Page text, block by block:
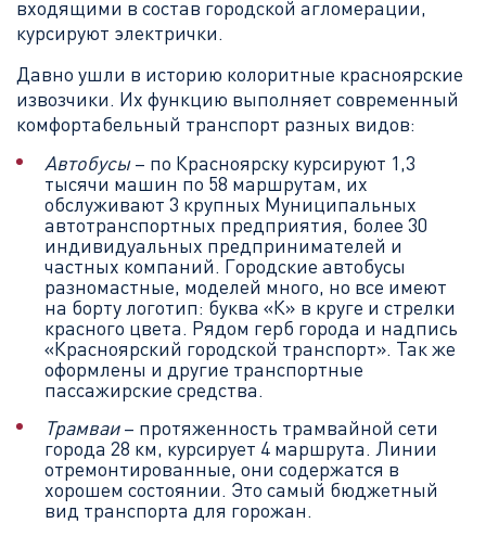
входящими в состав городской агломерации,
курсируют электрички.
Давно ушли в историю колоритные красноярские
извозчики. Их функцию выполняет современный
комфортабельный транспорт разных видов:
Автобусы– по Красноярску курсируют 1,3
тысячи машин по 58 маршрутам, их
обслуживают 3 крупных Муниципальных
автотранспортных предприятия, более 30
индивидуальных предпринимателей и
частных компаний. Городские автобусы
разномастные, моделей много, но все имеют
на борту логотип: буква «К» в круге и стрелки
красного цвета. Рядом герб города и надпись
«Красноярский городской транспорт». Так же
оформлены и другие транспортные
пассажирские средства.
Трамваи– протяженность трамвайной сети
города 28 км, курсирует 4 маршрута. Линии
отремонтированные, они содержатся в
хорошем состоянии. Это самый бюджетный
вид транспорта для горожан.